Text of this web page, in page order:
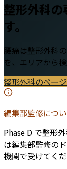
整形外科の
す。
腰痛は整形外科
を、エリアから検
整形外科のペー
編集部監修につ
Phase D で整形
は編集部監修の
機関で受けてくだ